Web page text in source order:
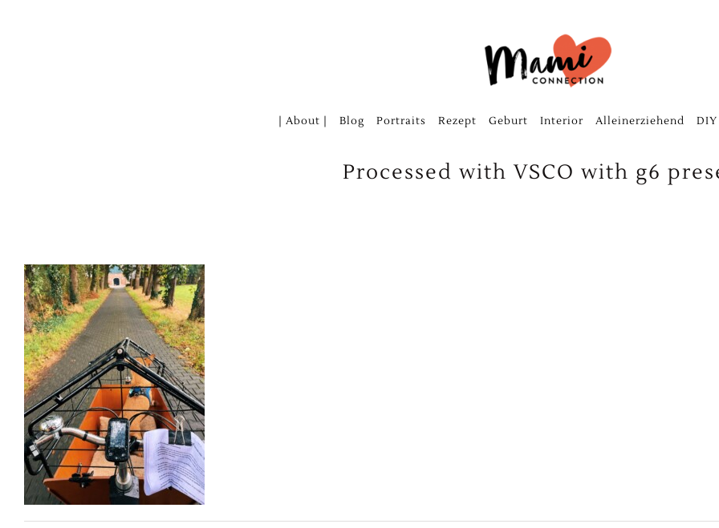
| About | Blog Portraits Rezept Geburt Interior Alleinerziehend DIY
Processed with VSCO with g6